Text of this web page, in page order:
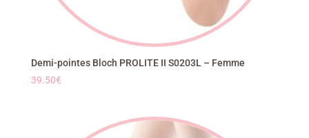
Demi-pointes Bloch PROLITE II S0203L – Femme
39.50€